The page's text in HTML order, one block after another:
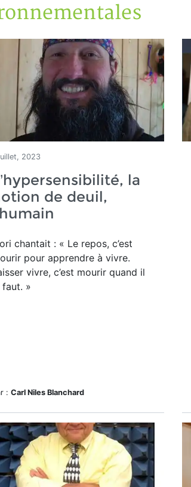
2023
la
de deuil,
chantait : « Le repos, c’est
pour apprendre à vivre.
vivre, c’est mourir quand il
faut. »
: Carl Niles Blanchard